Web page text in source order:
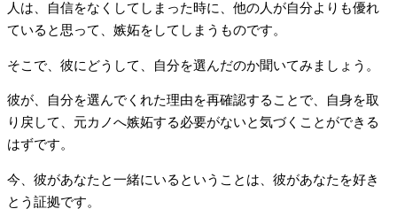
人は、自信をなくしてしまった時に、他の人が自分よりも優れ
ていると思って、嫉妬をしてしまうものです。
そこで、彼にどうして、自分を選んだのか聞いてみましょう。
彼が、自分を選んでくれた理由を再確認することで、自身を取
り戻して、元カノへ嫉妬する必要がないと気づくことができる
はずです。
今、彼があなたと一緒にいるということは、彼があなたを好き
とう証拠です。